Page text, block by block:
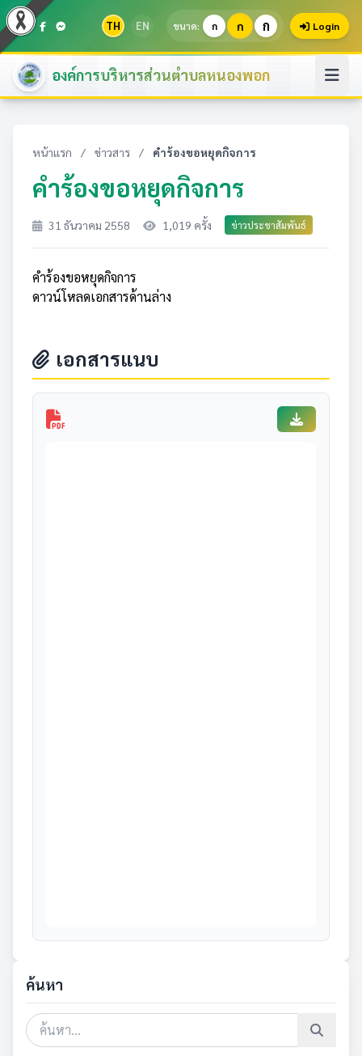
TH EN ขนาด: ก ก ก Login
องค์การบริหารส่วนตำบลหนองพอก
หน้าแรก / ข่าวสาร / คำร้องขอหยุดกิจการ
คำร้องขอหยุดกิจการ
31 ธันวาคม 2558 1,019 ครั้ง ข่าวประชาสัมพันธ์
คำร้องขอหยุดกิจการ
ดาวน์โหลดเอกสารด้านล่าง
เอกสารแนบ
ค้นหา